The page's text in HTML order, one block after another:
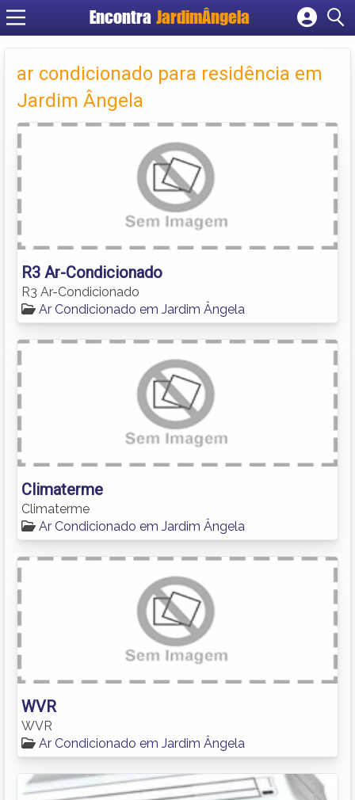
EncontraJardimÂngela
Cadastrar empresa
Criar conta
ar condicionado para residência em
Jardim Ângela
R3 Ar-Condicionado
R3 Ar-Condicionado
Ar Condicionado em Jardim Ângela
Climaterme
Climaterme
Ar Condicionado em Jardim Ângela
WVR
WVR
Ar Condicionado em Jardim Ângela